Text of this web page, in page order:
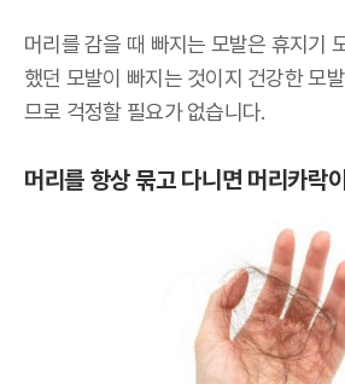
머리를 감을 때 빠지는 모발은 휴지기
했던 모발이 빠지는 것이지 건강한 모
므로 걱정할 필요가 없습니다.
머리를 항상 묶고 다니면 머리카락